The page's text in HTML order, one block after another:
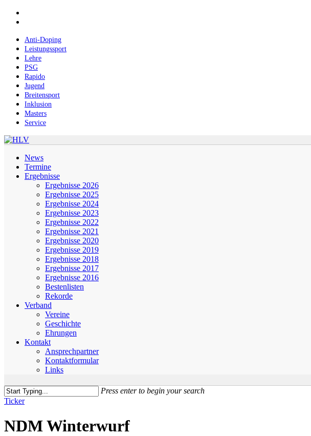
Skip
contentAnti-Doping
Leistungssport
Lehre
PSG
Rapido
Jugend
Breitensport
Inklusion
Masters
Service
News
Termine
Ergebnisse
Ergebnisse 2026
Ergebnisse 2025
Ergebnisse 2024
Ergebnisse 2023
Ergebnisse 2022
Ergebnisse 2021
Ergebnisse 2020
Ergebnisse 2019
Ergebnisse 2018
Ergebnisse 2017
Ergebnisse 2016
Bestenlisten
Rekorde
Verband
Vereine
Geschichte
Ehrungen
Kontakt
Ansprechpartner
Kontaktformular
Links
Press enter to begin your search
Close
Ticker
NDM Winterwurf